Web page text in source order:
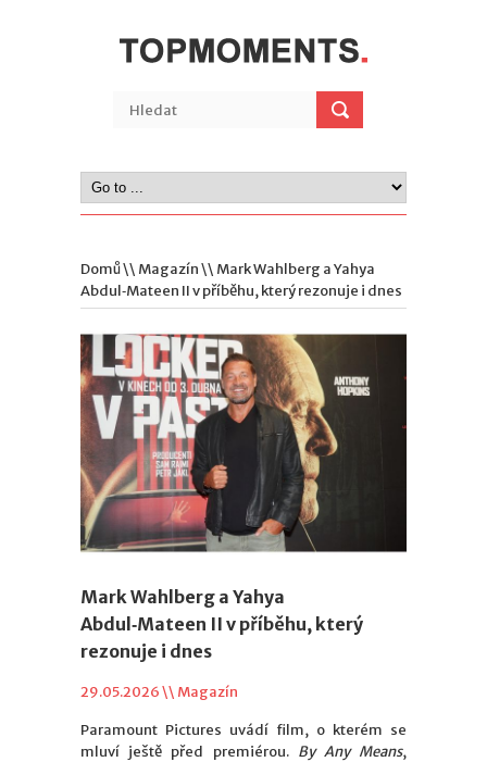
Domů\\ Magazín\\ Mark Wahlberg a Yahya
Abdul‑Mateen II v příběhu, který rezonuje i dnes
Mark Wahlberg a Yahya
Abdul‑Mateen II v příběhu, který
rezonuje i dnes
29.05.2026 \\ Magazín
Paramount Pictures uvádí film, o kterém se
mluví ještě před premiérou. By Any Means,